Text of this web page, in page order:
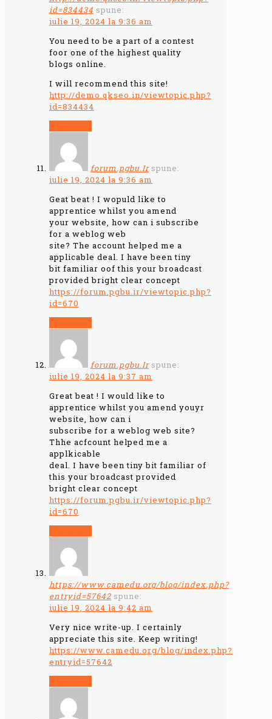
id=834434 spune:
iulie 19, 2024 la 9:36 am
You need to be a part of a contest
foor one of the highest quality
blogs online.
I will recommend this site!
http://demo.qkseo.in/viewtopic.php?
id=834434
forum.pgbu.Ir spune:
iulie 19, 2024 la 9:36 am
Geat beat ! I wopuld like to
apprentice whilst you amend
your website, how can i subscribe
for a weblog web
site? The account helped me a
applicable deal. I have been tiny
bit familiar oof this your broadcast
provided bright clear concept
https://forum.pgbu.ir/viewtopic.php?
id=670
forum.pgbu.Ir spune:
iulie 19, 2024 la 9:37 am
Great beat ! I would like to
apprentice whilst you amend youyr
website, how can i
subscribe for a weblog web site?
Thhe acfcount helped me a
applkicable
deal. I have been tiny bit familiar of
this your broadcast provided
bright clear concept
https://forum.pgbu.ir/viewtopic.php?
id=670
https://www.camedu.org/blog/index.php?
entryid=57642 spune:
iulie 19, 2024 la 9:42 am
Very nice write-up. I certainly
appreciate this site. Keep writing!
https://www.camedu.org/blog/index.php?
entryid=57642